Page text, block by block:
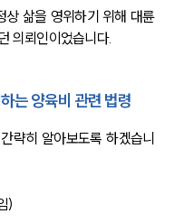
상 삶을 영위하기 위해 대륜
의뢰인이었습니다.
는 양육비 관련 법령
략히 알아보도록 하겠습니
)